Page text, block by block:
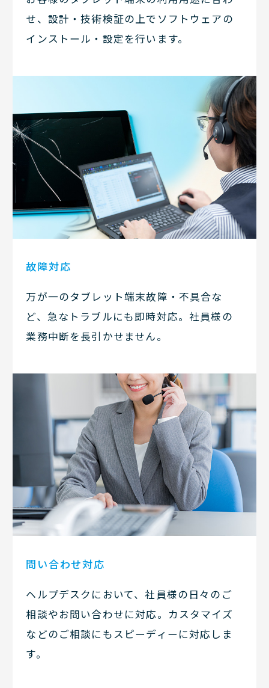
せ、設計・技術検証の上でソフトウェアの
インストール・設定を行います。
故障対応
万が一のタブレット端末故障・不具合な
ど、急なトラブルにも即時対応。社員様の
業務中断を長引かせません。
問い合わせ対応
ヘルプデスクにおいて、社員様の日々のご
相談やお問い合わせに対応。カスタマイズ
などのご相談にもスピーディーに対応しま
す。